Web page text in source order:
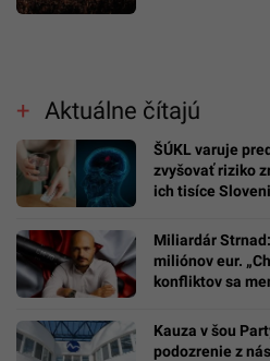
Aktuálne čítajú
ŠÚKL varuje
zvyšovať riziko
ich tisíce
Miliardár
miliónov eur.
konfliktov sa
Kauza v šou
podozrenie z